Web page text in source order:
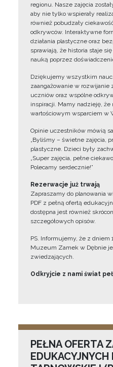
regionu. Nasze zajęcia
aby nie tylko wspierały
również pobudzały
odkrywców. Interaktywne
działania plastyczne oraz
sprawiają, że historia staje
nauką poprzez
Dziękujemy wszystkim
zaangażowanie w rozwijanie
uczniów oraz wspólne
inspiracji. Mamy nadzieję,
wartościowym wsparciem w
Opinie uczestników mówią
„Byliśmy – świetne zajęcia,
plastyczne. Dzieci były
„Super zajęcia, pełne
Polecamy serdecznie!”
Rezerwacje już trwają
Zapraszamy do planowania
PDF z pełną ofertą
dostępna jest również
szczegółowych opisów.
PS. Informujemy, że z dniem
Muzeum Zamek w Dębnie
zwiedzających.
Odkryjcie z nami świat
PEŁNA OFERTA